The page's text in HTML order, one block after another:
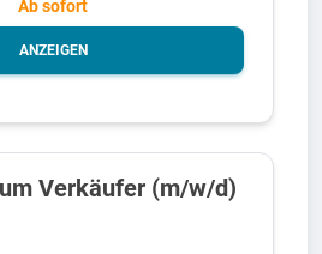
Ab sofort
ANZEIGEN
Verkäufer (m/w/d)